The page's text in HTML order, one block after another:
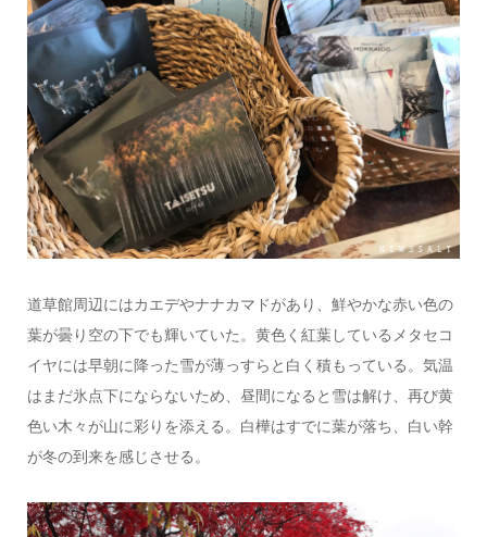
道草館周辺にはカエデやナナカマドがあり、鮮やかな赤い色の
葉が曇り空の下でも輝いていた。黄色く紅葉しているメタセコ
イヤには早朝に降った雪が薄っすらと白く積もっている。気温
はまだ氷点下にならないため、昼間になると雪は解け、再び黄
色い木々が山に彩りを添える。白樺はすでに葉が落ち、白い幹
が冬の到来を感じさせる。